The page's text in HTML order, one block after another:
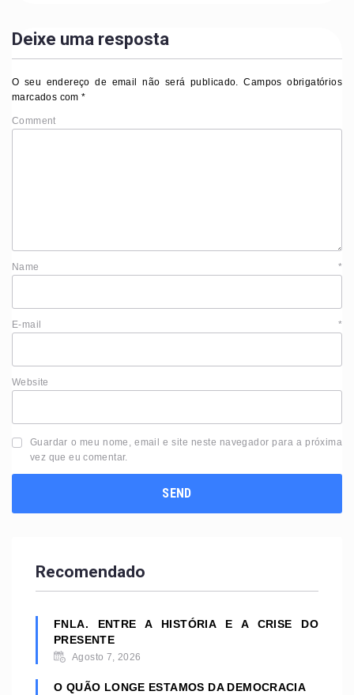
Deixe uma resposta
O seu endereço de email não será publicado.
Campos obrigatórios
marcados com*
Comment
Name *
E-mail *
Website
Guardar o meu nome, email e site neste navegador para a próxima
vez que eu comentar.
Recomendado
FNLA. ENTRE A HISTÓRIA E A CRISE DO
PRESENTE
Agosto 7, 2026
O QUÃO LONGE ESTAMOS DA DEMOCRACIA